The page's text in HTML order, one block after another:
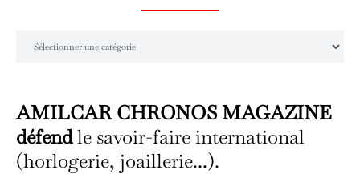
AMILCAR CHRONOS MAGAZINE
défendle savoir-faire international
(horlogerie, joaillerie...).